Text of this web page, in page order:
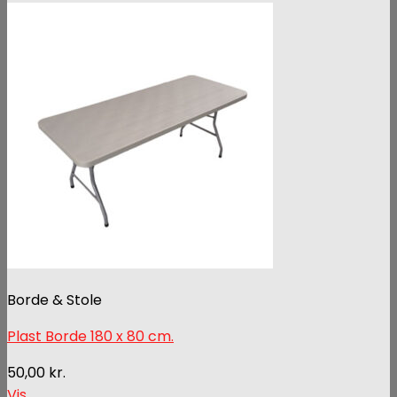
Borde & Stole
Plast Borde 180 x 80 cm.
50,00 kr.